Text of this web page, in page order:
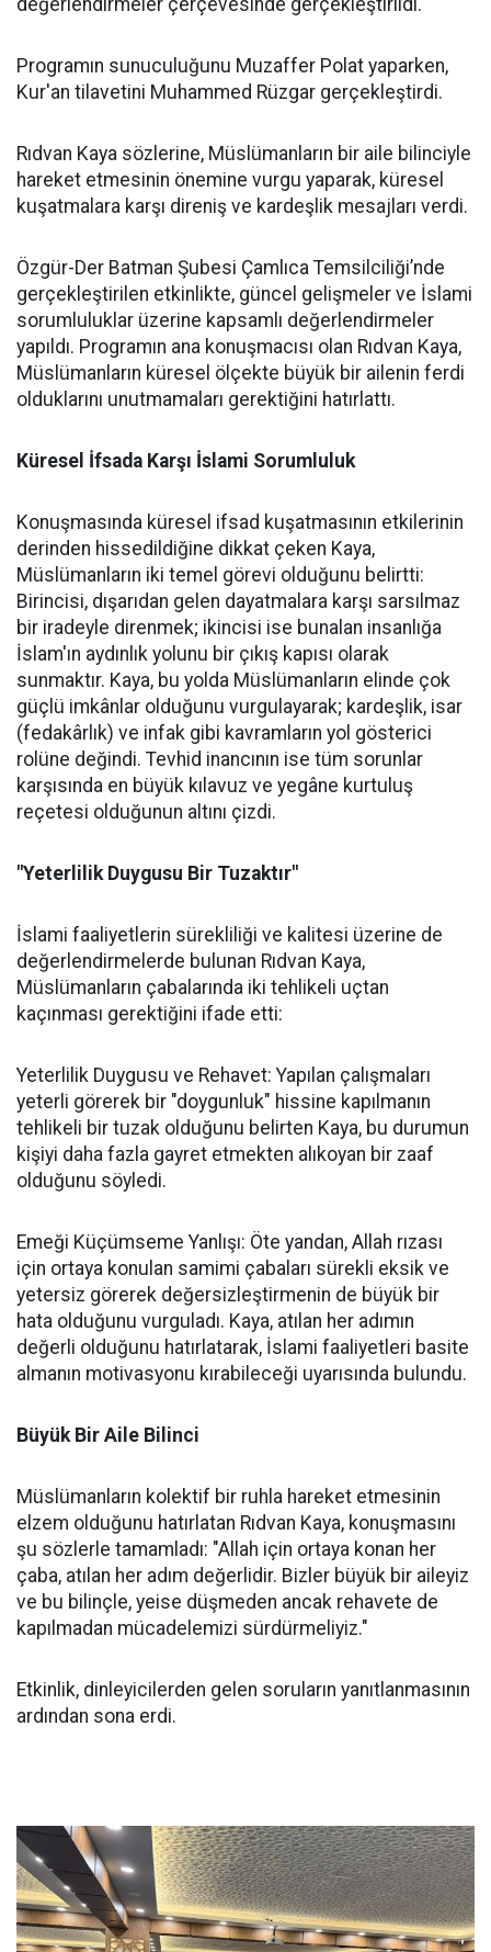
değerlendirmeler çerçevesinde gerçekleştirildi.
Programın sunuculuğunu Muzaffer Polat yaparken,
Kur'an tilavetini Muhammed Rüzgar gerçekleştirdi.
Rıdvan Kaya sözlerine, Müslümanların bir aile bilinciyle
hareket etmesinin önemine vurgu yaparak, küresel
kuşatmalara karşı direniş ve kardeşlik mesajları verdi.
Özgür-Der Batman Şubesi Çamlıca Temsilciliği’nde
gerçekleştirilen etkinlikte, güncel gelişmeler ve İslami
sorumluluklar üzerine kapsamlı değerlendirmeler
yapıldı. Programın ana konuşmacısı olan Rıdvan Kaya,
Müslümanların küresel ölçekte büyük bir ailenin ferdi
olduklarını unutmamaları gerektiğini hatırlattı.
Küresel İfsada Karşı İslami Sorumluluk
Konuşmasında küresel ifsad kuşatmasının etkilerinin
derinden hissedildiğine dikkat çeken Kaya,
Müslümanların iki temel görevi olduğunu belirtti:
Birincisi, dışarıdan gelen dayatmalara karşı sarsılmaz
bir iradeyle direnmek; ikincisi ise bunalan insanlığa
İslam'ın aydınlık yolunu bir çıkış kapısı olarak
sunmaktır. Kaya, bu yolda Müslümanların elinde çok
güçlü imkânlar olduğunu vurgulayarak; kardeşlik, isar
(fedakârlık) ve infak gibi kavramların yol gösterici
rolüne değindi. Tevhid inancının ise tüm sorunlar
karşısında en büyük kılavuz ve yegâne kurtuluş
reçetesi olduğunun altını çizdi.
"Yeterlilik Duygusu Bir Tuzaktır"
İslami faaliyetlerin sürekliliği ve kalitesi üzerine de
değerlendirmelerde bulunan Rıdvan Kaya,
Müslümanların çabalarında iki tehlikeli uçtan
kaçınması gerektiğini ifade etti:
Yeterlilik Duygusu ve Rehavet: Yapılan çalışmaları
yeterli görerek bir "doygunluk" hissine kapılmanın
tehlikeli bir tuzak olduğunu belirten Kaya, bu durumun
kişiyi daha fazla gayret etmekten alıkoyan bir zaaf
olduğunu söyledi.
Emeği Küçümseme Yanlışı: Öte yandan, Allah rızası
için ortaya konulan samimi çabaları sürekli eksik ve
yetersiz görerek değersizleştirmenin de büyük bir
hata olduğunu vurguladı. Kaya, atılan her adımın
değerli olduğunu hatırlatarak, İslami faaliyetleri basite
almanın motivasyonu kırabileceği uyarısında bulundu.
Büyük Bir Aile Bilinci
Müslümanların kolektif bir ruhla hareket etmesinin
elzem olduğunu hatırlatan Rıdvan Kaya, konuşmasını
şu sözlerle tamamladı: "Allah için ortaya konan her
çaba, atılan her adım değerlidir. Bizler büyük bir aileyiz
ve bu bilinçle, yeise düşmeden ancak rehavete de
kapılmadan mücadelemizi sürdürmeliyiz."
Etkinlik, dinleyicilerden gelen soruların yanıtlanmasının
ardından sona erdi.